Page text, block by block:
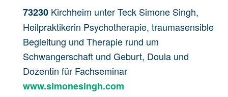
73230 Kirchheim unter Teck Simone Singh,
Heilpraktikerin Psychotherapie, traumasensible
Begleitung und Therapie rund um
Schwangerschaft und Geburt, Doula und
Dozentin für Fachseminar
www.simonesingh.com